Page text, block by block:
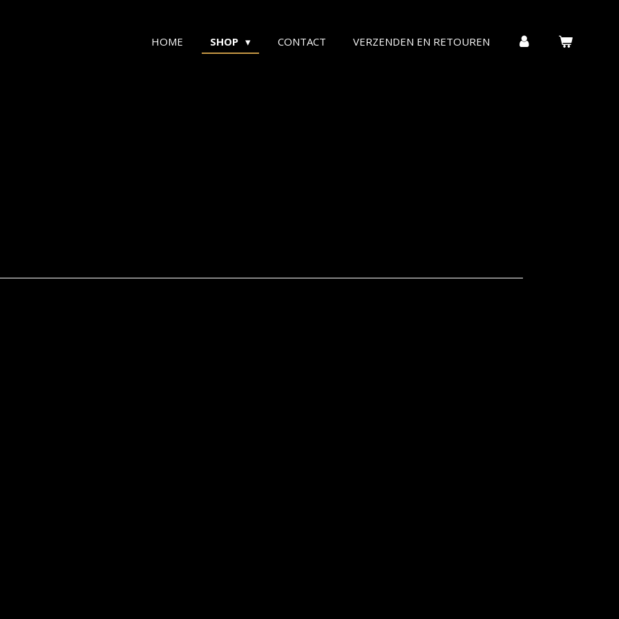
HOME SHOP CONTACT VERZENDEN EN RETOUREN